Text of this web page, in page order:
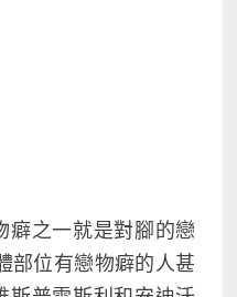
癖之一就是對腳的戀
位有戀物癖的人甚